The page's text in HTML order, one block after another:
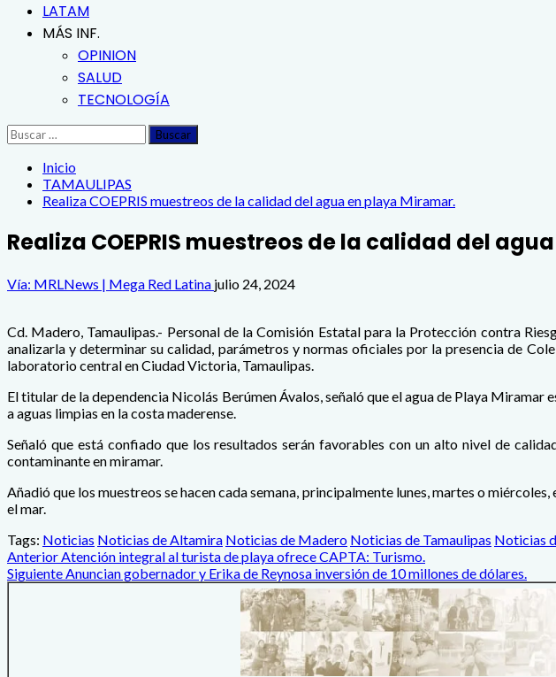
LATAM
MÁS INF.
OPINION
SALUD
TECNOLOGÍA
Buscar:
Inicio
TAMAULIPAS
Realiza COEPRIS muestreos de la calidad del agua en playa Miramar.
Realiza COEPRIS muestreos de la calidad del
Vía: MRLNews | Mega Red Latina julio 24, 2024
Cd. Madero, Tamaulipas.- Personal de la Comisión Estatal para la Protección contra
analizarla y determinar su calidad, parámetros y normas oficiales por la presencia de
laboratorio central en Ciudad Victoria, Tamaulipas.
El titular de la dependencia Nicolás Berúmen Ávalos, señaló que el agua de Playa
a aguas limpias en la costa maderense.
Señaló que está confiado que los resultados serán favorables con un alto nivel de
contaminante en miramar.
Añadió que los muestreos se hacen cada semana, principalmente lunes, martes o
el mar.
Tags: Noticias Noticias de Altamira Noticias de Madero Noticias de Tamaulipas Noticias
Post
navigation
AnteriorAtención integral al turista de playa ofrece CAPTA: Turismo.
SiguienteAnuncian gobernador y Erika de Reynosa inversión de 10 millones de dólares.